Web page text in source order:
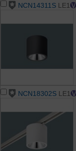
NCN14311S LE1
NCN18302S LE1